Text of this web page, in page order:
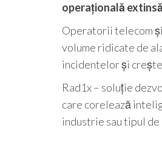
operațională
Operatorii telecom
volume ridicate de
incidentelor și
Rad1x – soluție
care corelează
industrie sau tipul